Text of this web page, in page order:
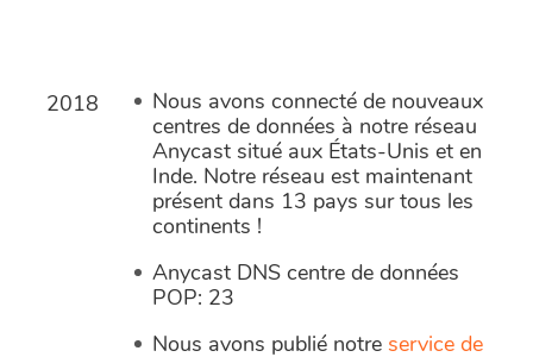
2018
Nous avons connecté de nouveaux
centres de données à notre réseau
Anycast situé aux États-Unis et en
Inde. Notre réseau est maintenant
présent dans 13 pays sur tous les
continents !
Anycast DNS centre de données
POP: 23
Nous avons publié notre service de